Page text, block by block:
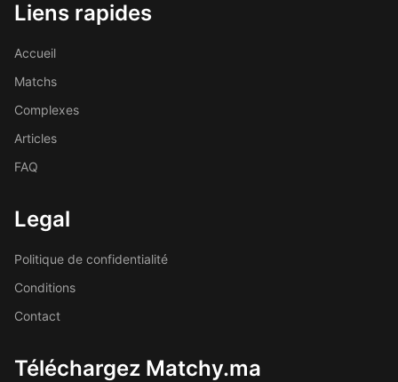
Liens rapides
Accueil
Matchs
Complexes
Articles
FAQ
Legal
Politique de confidentialité
Conditions
Contact
Téléchargez Matchy.ma